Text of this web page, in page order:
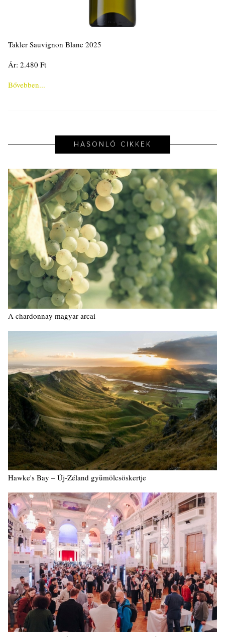
Takler Sauvignon Blanc 2025
Ár: 2.480 Ft
Bővebben...
HASONLÓ CIKKEK
A chardonnay magyar arcai
Hawke's Bay – Új-Zéland gyümölcsöskertje